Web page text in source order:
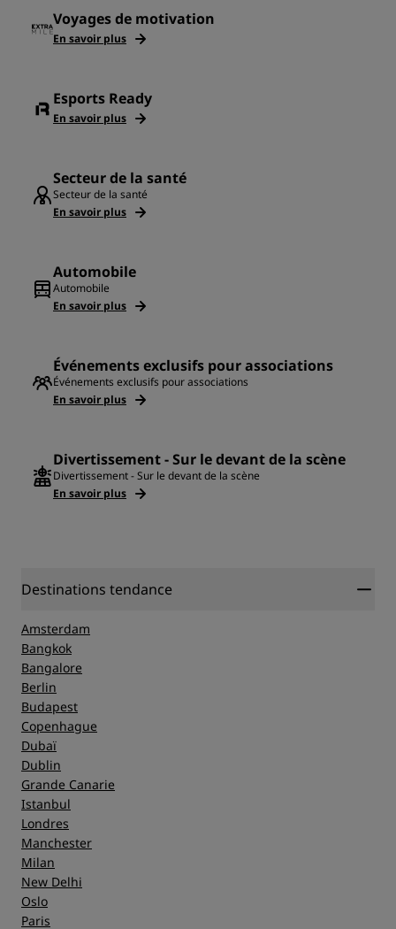
Voyages de motivation
En savoir plus
Esports Ready
En savoir plus
Secteur de la santé
Secteur de la santé
En savoir plus
Automobile
Automobile
En savoir plus
Événements exclusifs pour associations
Événements exclusifs pour associations
En savoir plus
Divertissement - Sur le devant de la scène
Divertissement - Sur le devant de la scène
En savoir plus
Destinations tendance
Amsterdam
Bangkok
Bangalore
Berlin
Budapest
Copenhague
Dubaï
Dublin
Grande Canarie
Istanbul
Londres
Manchester
Milan
New Delhi
Oslo
Paris